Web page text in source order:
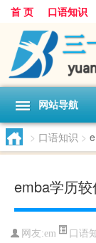
首 页 口语知识
网站导航
> 口语知识 >
emba学历
网友:em 口语